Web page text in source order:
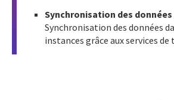
Synchronisation des
Synchronisation des données
instances grâce aux services de